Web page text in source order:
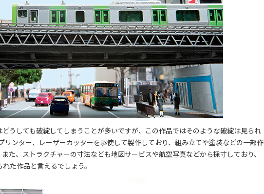
うしても破綻してしまうことが多いですが、この作品ではそのような破綻は見られ
リンター、レーザーカッターを駆使して製作しており、組み立てや塗装などの一部作
た、ストラクチャーの寸法なども地図サービスや航空写真などから採寸しており、
た作品と言えるでしょう。